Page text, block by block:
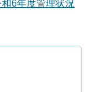
6年度管理状況